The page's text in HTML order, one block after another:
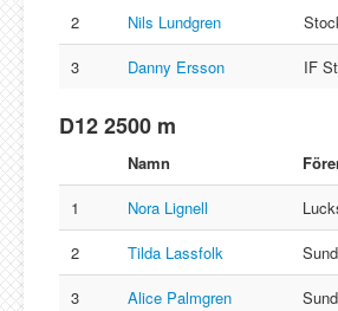
2
Nils Lundgren
3
Danny Ersson IF
D12 2500 m
Namn
1
Nora Lignell
2
Tilda Lassfolk
3
Alice Palmgren